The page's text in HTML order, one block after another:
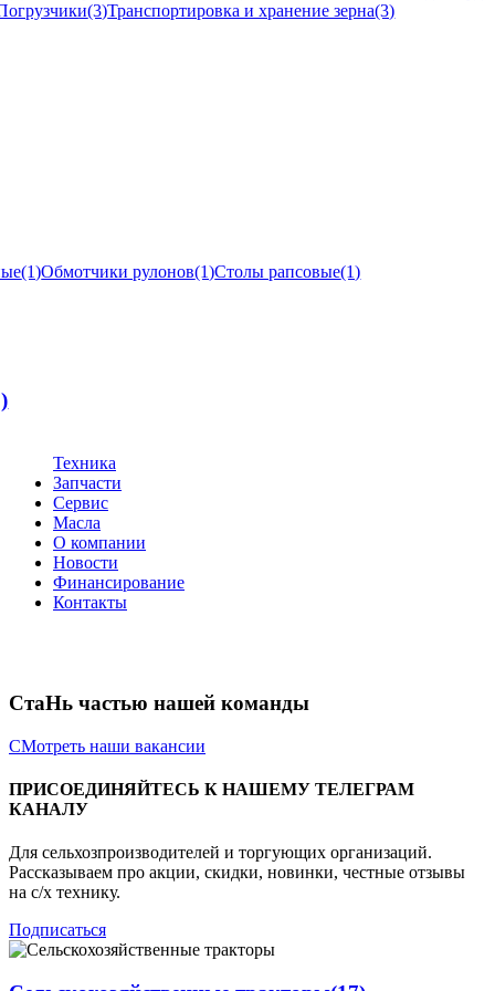
(3)Транспортировка и хранение зерна(3)
(1)Обмотчики рулонов(1)Столы рапсовые(1)
Техника
Запчасти
Сервис
Масла
О компании
Новости
Финансирование
Контакты
СтаНь частью нашей команды
СМотреть наши вакансии
ПРИСОЕДИНЯЙТЕСЬ К НАШЕМУ ТЕЛЕГРАМ
КАНАЛУ
Для сельхозпроизводителей и торгующих организаций.
Рассказываем про акции, скидки, новинки, честные отзывы
на с/х технику.
Подписаться